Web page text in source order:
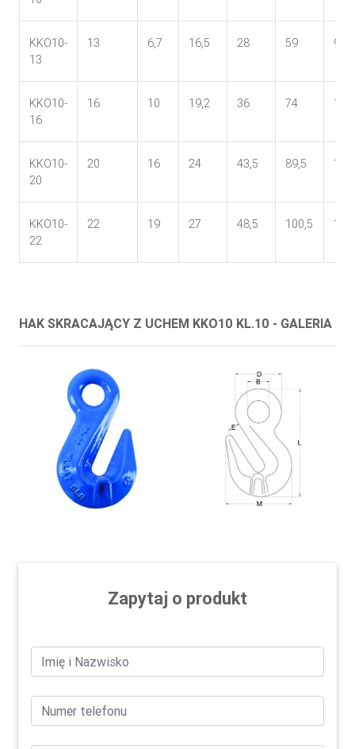
KKO10-
13
13 6,7 16,5 28 59 96
KKO10-
16
16 10 19,2 36 74
KKO10-
20
20 16 24 43,5 89,5 143
KKO10-
22
22 19 27 48,5 100,5
HAK SKRACAJĄCY Z UCHEM KKO10 KL.10 - GALERIA
Zapytaj o produkt